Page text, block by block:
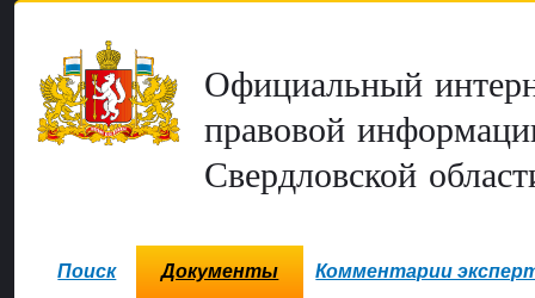
Официальный
правовой
Свердловской
Поиск Документы Комментарии